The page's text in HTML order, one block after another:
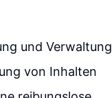
und Verwaltung
von Inhalten